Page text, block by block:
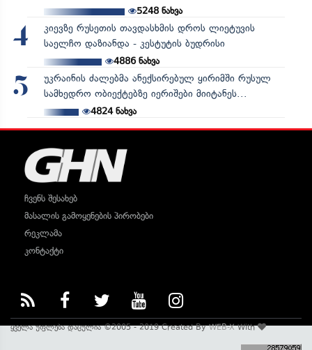
5248ნახვა
4
კიევზე რუსეთის თავდასხმის დროს ლიეტუვის
საელჩო დაზიანდა - კესტუტის ბუდრისი
4886ნახვა
5
უკრაინის ძალებმა ანექსირებულ ყირიმში რუსულ
სამხედრო ობიექტებზე იერიშები მიიტანეს...
4824ნახვა
ჩვენს შესახებ
მასალის გამოყენების პირობები
რეკლამა
კონტაქტი
ყველა უფლება დაცულია ©2005 - 2019 Created ByWEB-XWith